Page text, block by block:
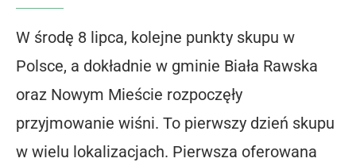
W środę 8 lipca, kolejne punkty skupu w
Polsce, a dokładnie w gminie Biała Rawska
oraz Nowym Mieście rozpoczęły
przyjmowanie wiśni. To pierwszy dzień skupu
w wielu lokalizacjach. Pierwsza oferowana